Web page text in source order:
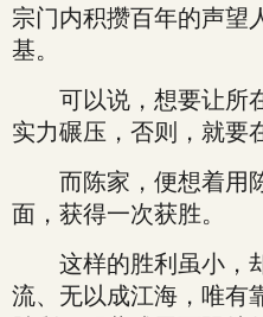
宗门内积攒百年的声望
基。
可以说，想要让所
实力碾压，否则，就要
而陈家，便想着用
面，获得一次获胜。
这样的胜利虽小，
流、无以成江海，唯有